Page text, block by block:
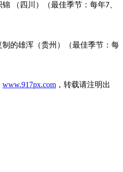
（四川）（最佳季节：每年7
的雄浑（贵州）（最佳季节：每
www.917px.com ，转载请注明出